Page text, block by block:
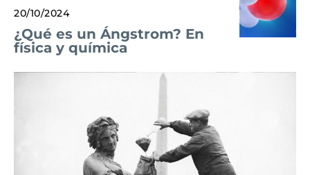
20/10/2024
¿Qué es un Ángstrom? En
física y química